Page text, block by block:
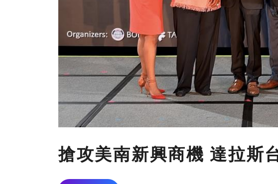
搶攻美南新興商機 達拉斯